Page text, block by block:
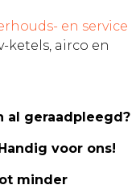
en service
ketels, airco en
al geraadpleegd?
voor ons!
minder